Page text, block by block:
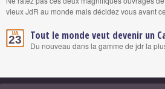
vieux JdR au monde mais décidez vous avant
Jan.
23 Tout le monde veut devenir un
Du nouveau dans la gamme de jdr la